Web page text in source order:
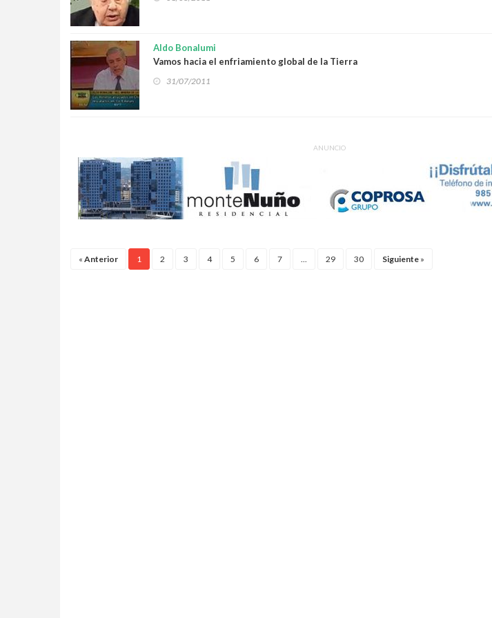
Aldo Bonalumi
Vamos hacia el enfriamiento global de la Tierra
31/07/2011
ANUNCIO
« Anterior 1 2 3 4 5 6 7 ... 29 30 Siguiente »